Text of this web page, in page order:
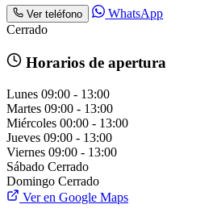
Ver teléfono
WhatsApp
Cerrado
Horarios de apertura
Lunes 09:00 - 13:00
Martes 09:00 - 13:00
Miércoles 00:00 - 13:00
Jueves 09:00 - 13:00
Viernes 09:00 - 13:00
Sábado Cerrado
Domingo Cerrado
Ver en Google Maps